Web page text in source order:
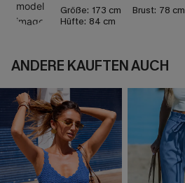
Größe: 173 cm Brust: 78 cm
Hüfte: 84 cm
ANDERE KAUFTEN AUCH